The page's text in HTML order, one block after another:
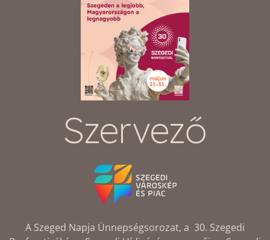
Szervező
A Szeged Napja Ünnepségsorozat, a 30. Szegedi